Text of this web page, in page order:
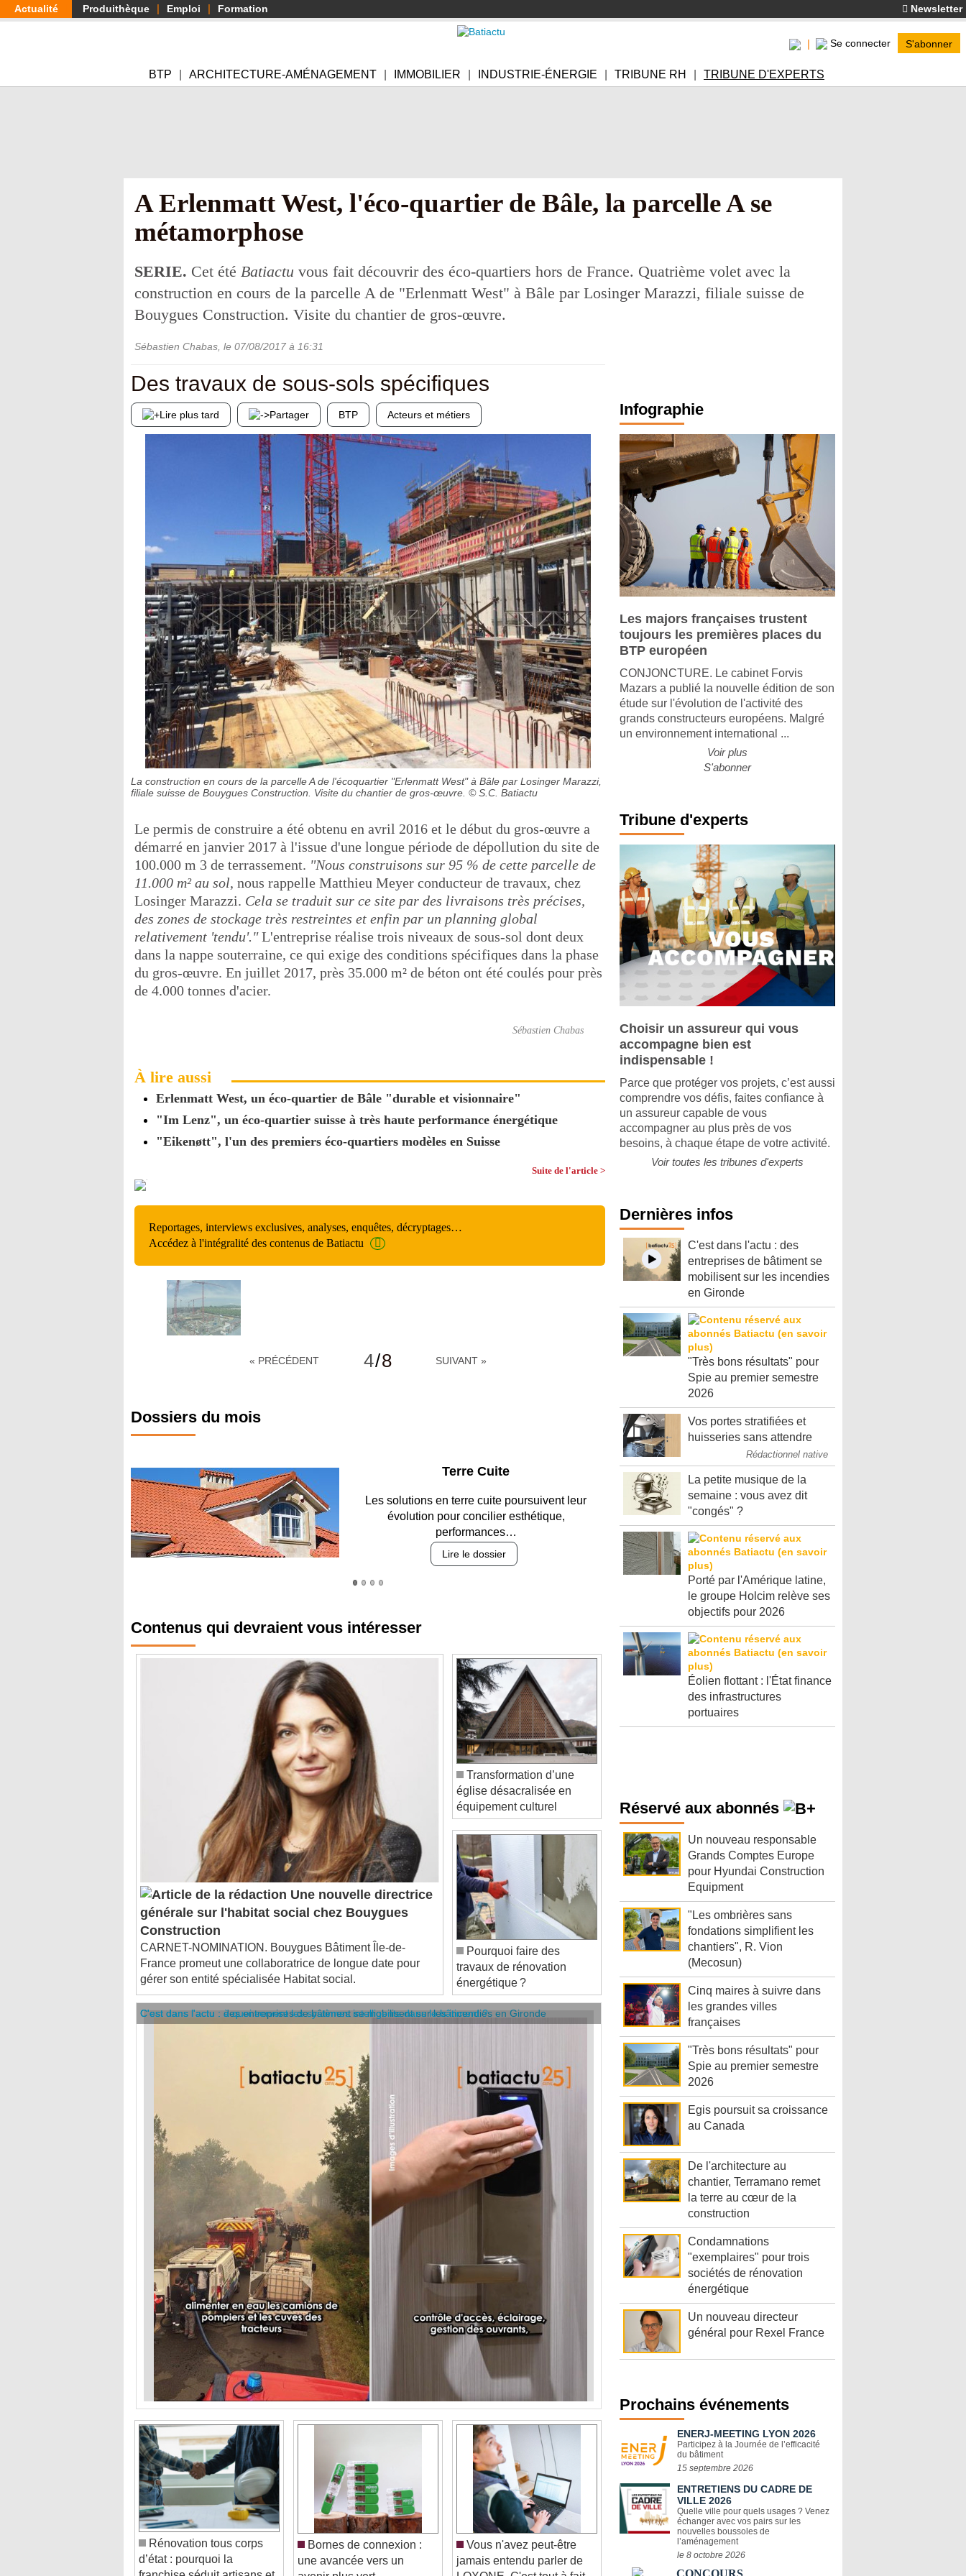
Aller
au
Actualité Produithèque Emploi Formation Newsletter
Se connecter S'abonner
BTP ARCHITECTURE-AMÉNAGEMENT IMMOBILIER INDUSTRIE-ÉNERGIE TRIBUNE RH TRIBUNE D'EXPERTS
A Erlenmatt West, l'éco-quartier de Bâle, la parcelle A se
métamorphose
SERIE. Cet été Batiactu vous fait découvrir des éco-quartiers hors de France. Quatrième volet avec la
construction en cours de la parcelle A de "Erlenmatt West" à Bâle par Losinger Marazzi, filiale suisse de
Bouygues Construction. Visite du chantier de gros-œuvre.
Sébastien Chabas , le 07/08/2017 à 16:31
Des travaux de sous-sols spécifiques
Lire plus tard Partager BTP Acteurs et métiers
La construction en cours de la parcelle A de l'écoquartier "Erlenmatt West" à Bâle par Losinger Marazzi,
filiale suisse de Bouygues Construction. Visite du chantier de gros-œuvre. © S.C. Batiactu
Le permis de construire a été obtenu en avril 2016 et le début du gros-œuvre a
démarré en janvier 2017 à l'issue d'une longue période de dépollution du site de
100.000 m 3 de terrassement. "Nous construisons sur 95 % de cette parcelle de
11.000 m² au sol, nous rappelle Matthieu Meyer conducteur de travaux, chez
Losinger Marazzi. Cela se traduit sur ce site par des livraisons très précises,
des zones de stockage très restreintes et enfin par un planning global
relativement 'tendu'."L'entreprise réalise trois niveaux de sous-sol dont deux
dans la nappe souterraine, ce qui exige des conditions spécifiques dans la phase
du gros-œuvre. En juillet 2017, près 35.000 m² de béton ont été coulés pour près
de 4.000 tonnes d'acier.
Sébastien Chabas
À lire aussi
Erlenmatt West, un éco-quartier de Bâle "durable et visionnaire"
"Im Lenz", un éco-quartier suisse à très haute performance énergétique
"Eikenøtt", l'un des premiers éco-quartiers modèles en Suisse
Suite de l'article >
Reportages, interviews exclusives, analyses, enquêtes, décryptages…
Accédez à l'intégralité des contenus de Batiactu
« PRÉCÉDENT 4/8 SUIVANT »
Dossiers du mois
Parking et garages
Entre circulation, sécurisation des accès, durabilité
des revêtements et intégration…
Lire le dossier
Une nouvelle directrice
générale sur l'habitat social chez Bouygues
Construction
CARNET-NOMINATION. Bouygues Bâtiment Île-de-
France promeut une collaboratrice de longue date pour
gérer son entité spécialisée Habitat social.
Transformation d’une
église désacralisée en
équipement culturel
Pourquoi faire des
travaux de rénovation
énergétique ?
C'est dans l'actu : des entreprises de bâtiment se mobilisent sur les incendies en Gironde
C'est dans l'actu : à quoi servent les systèmes intelligents dans le bâtiment ?
Rénovation tous corps
d’état : pourquoi la
franchise séduit artisans et
Bornes de connexion :
une avancée vers un
avenir plus vert
Vous n'avez peut-être
jamais entendu parler de
LOXONE. C'est tout à fait
Infographie
Les majors françaises trustent
toujours les premières places du
BTP européen
CONJONCTURE. Le cabinet Forvis
Mazars a publié la nouvelle édition de son
étude sur l'évolution de l'activité des
grands constructeurs européens. Malgré
un environnement international ...
Voir plus
S'abonner
Tribune d'experts
Choisir un assureur qui vous
accompagne bien est
indispensable !
Parce que protéger vos projets, c’est aussi
comprendre vos défis, faites confiance à
un assureur capable de vous
accompagner au plus près de vos
besoins, à chaque étape de votre activité.
Voir toutes les tribunes d'experts
Dernières infos
C'est dans l'actu : des
entreprises de bâtiment se
mobilisent sur les incendies
en Gironde
"Très bons résultats" pour
Spie au premier semestre
2026
Vos portes stratifiées et
huisseries sans attendre
Rédactionnel native
La petite musique de la
semaine : vous avez dit
"congés" ?
Porté par l'Amérique latine,
le groupe Holcim relève ses
objectifs pour 2026
Éolien flottant : l'État finance
des infrastructures
portuaires
Réservé aux abonnés
Un nouveau responsable
Grands Comptes Europe
pour Hyundai Construction
Equipment
"Les ombrières sans
fondations simplifient les
chantiers", R. Vion
(Mecosun)
Cinq maires à suivre dans
les grandes villes
françaises
"Très bons résultats" pour
Spie au premier semestre
2026
Egis poursuit sa croissance
au Canada
De l'architecture au
chantier, Terramano remet
la terre au cœur de la
construction
Condamnations
"exemplaires" pour trois
sociétés de rénovation
énergétique
Un nouveau directeur
général pour Rexel France
Prochains événements
ENERJ-MEETING LYON 2026
Participez à la Journée de l’efficacité
du bâtiment
15 septembre 2026
ENTRETIENS DU CADRE DE
VILLE 2026
Quelle ville pour quels usages ? Venez
échanger avec vos pairs sur les
nouvelles boussoles de
l’aménagement
le 8 octobre 2026